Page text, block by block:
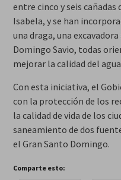
entre cinco y seis cañadas
Isabela, y se han
una draga, una
Domingo Savio, todas
mejorar la calidad del
Con esta iniciativa, el
con la protección de los
la calidad de vida de los
saneamiento de dos
el Gran Santo Domingo.
Comparte esto: